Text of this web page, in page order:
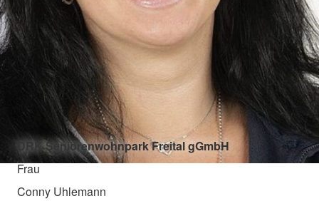
DRK Seniorenwohnpark Freital gGmbH
Frau
Conny Uhlemann